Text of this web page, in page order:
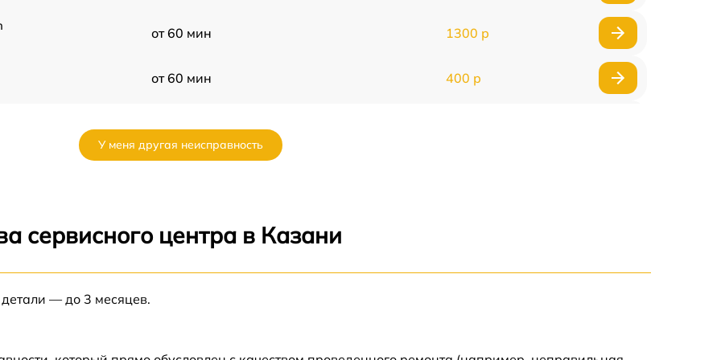
от 60 мин 1300 р
от 60 мин 400 р
У меня другая неисправность
сервисного центра в Казани
— до 3 месяцев.